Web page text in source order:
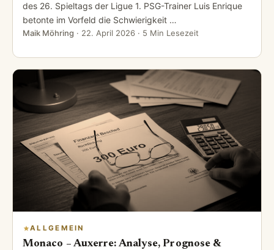
des 26. Spieltags der Ligue 1. PSG-Trainer Luis Enrique
betonte im Vorfeld die Schwierigkeit …
Maik Möhring · 22. April 2026 · 5 Min Lesezeit
ALLGEMEIN
Monaco – Auxerre: Analyse, Prognose &